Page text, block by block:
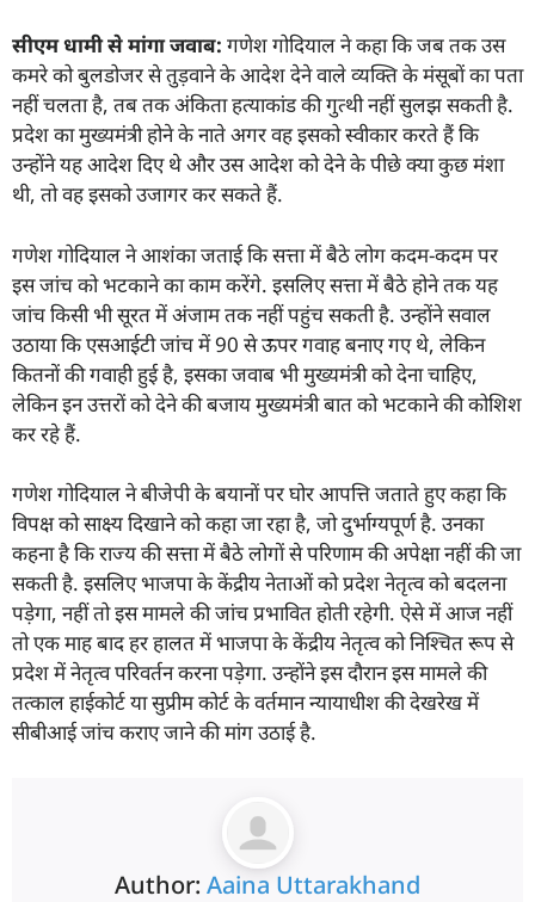
सीएम धामी से मांगा जवाब: गणेश गोदियाल ने कहा कि जब तक उस
कमरे को बुलडोजर से तुड़वाने के आदेश देने वाले व्यक्ति के मंसूबों का पता
नहीं चलता है, तब तक अंकिता हत्याकांड की गुत्थी नहीं सुलझ सकती है.
प्रदेश का मुख्यमंत्री होने के नाते अगर वह इसको स्वीकार करते हैं कि
उन्होंने यह आदेश दिए थे और उस आदेश को देने के पीछे क्या कुछ मंशा
थी, तो वह इसको उजागर कर सकते हैं.
गणेश गोदियाल ने आशंका जताई कि सत्ता में बैठे लोग कदम-कदम पर
इस जांच को भटकाने का काम करेंगे. इसलिए सत्ता में बैठे होने तक यह
जांच किसी भी सूरत में अंजाम तक नहीं पहुंच सकती है. उन्होंने सवाल
उठाया कि एसआईटी जांच में 90 से ऊपर गवाह बनाए गए थे, लेकिन
कितनों की गवाही हुई है, इसका जवाब भी मुख्यमंत्री को देना चाहिए,
लेकिन इन उत्तरों को देने की बजाय मुख्यमंत्री बात को भटकाने की कोशिश
कर रहे हैं.
गणेश गोदियाल ने बीजेपी के बयानों पर घोर आपत्ति जताते हुए कहा कि
विपक्ष को साक्ष्य दिखाने को कहा जा रहा है, जो दुर्भाग्यपूर्ण है. उनका
कहना है कि राज्य की सत्ता में बैठे लोगों से परिणाम की अपेक्षा नहीं की जा
सकती है. इसलिए भाजपा के केंद्रीय नेताओं को प्रदेश नेतृत्व को बदलना
पड़ेगा, नहीं तो इस मामले की जांच प्रभावित होती रहेगी. ऐसे में आज नहीं
तो एक माह बाद हर हालत में भाजपा के केंद्रीय नेतृत्व को निश्चित रूप से
प्रदेश में नेतृत्व परिवर्तन करना पड़ेगा. उन्होंने इस दौरान इस मामले की
तत्काल हाईकोर्ट या सुप्रीम कोर्ट के वर्तमान न्यायाधीश की देखरेख में
सीबीआई जांच कराए जाने की मांग उठाई है.
Author: Aaina Uttarakhand